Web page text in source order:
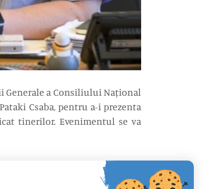
Generale a Consiliului Național
Csaba, pentru a-i prezenta
tinerilor. Evenimentul se va